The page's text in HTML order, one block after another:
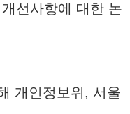
선사항에 대한 논
개인정보위, 서울